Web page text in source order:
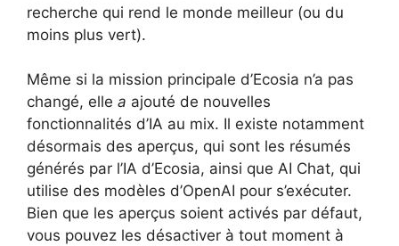
recherche qui rend le monde meilleur (ou du
moins plus vert).
Même si la mission principale d’Ecosia n’a pas
changé, elle a ajouté de nouvelles
fonctionnalités d’IA au mix. Il existe notamment
désormais des aperçus, qui sont les résumés
générés par l’IA d’Ecosia, ainsi que AI Chat, qui
utilise des modèles d’OpenAI pour s’exécuter.
Bien que les aperçus soient activés par défaut,
vous pouvez les désactiver à tout moment à